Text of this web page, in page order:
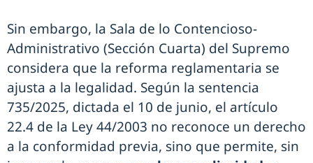
Sin embargo, la Sala de lo Contencioso-
Administrativo (Sección Cuarta) del Supremo
considera que la reforma reglamentaria se
ajusta a la legalidad. Según la sentencia
735/2025, dictada el 10 de junio, el artículo
22.4 de la Ley 44/2003 no reconoce un derecho
a la conformidad previa, sino que permite, sin